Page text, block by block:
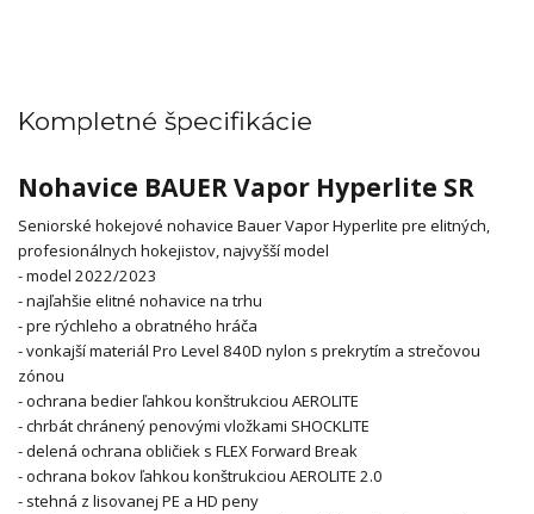
Kompletné špecifikácie
Nohavice BAUER Vapor Hyperlite SR
Seniorské hokejové nohavice Bauer Vapor Hyperlite pre elitných,
profesionálnych hokejistov, najvyšší model
- model 2022/2023
- najľahšie elitné nohavice na trhu
- pre rýchleho a obratného hráča
- vonkajší materiál Pro Level 840D nylon s prekrytím a strečovou
zónou
- ochrana bedier ľahkou konštrukciou AEROLITE
- chrbát chránený penovými vložkami SHOCKLITE
- delená ochrana obličiek s FLEX Forward Break
- ochrana bokov ľahkou konštrukciou AEROLITE 2.0
- stehná z lisovanej PE a HD peny